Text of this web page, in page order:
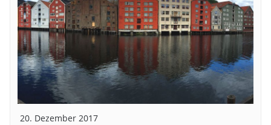
20. Dezember 2017